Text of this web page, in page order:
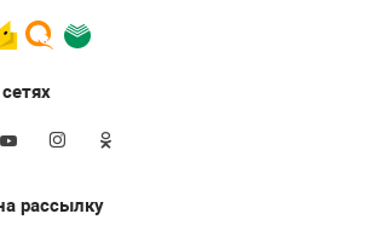
рассылку